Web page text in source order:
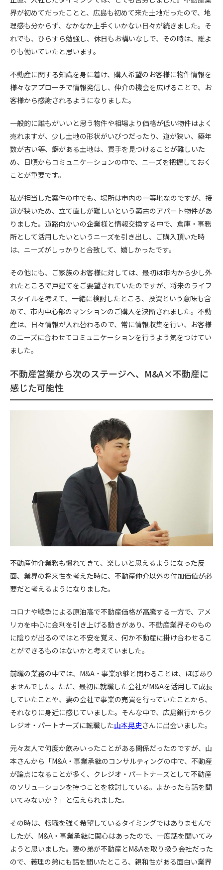
界が初めてだったことと、広島も初めて来た土地だったので、地
理感も分からず、なかなか上手くいかない日々が続きました。そ
れでも、ひらすら勉強し、休日もお構いなしで、その時は、誰よ
りも働いていたと思います。
不動産に関する知識を身に着け、購入希望のお客様に物件情報を
様々なアプローチで情報発信し、仲介の機会を広げることで、お
客様から感謝されるようになりました。
一般的に誰もがいいと思う物件や相場より価格が低い物件はよく
売れますが、少し土地の形状がいびつだったり、道が狭い、築年
数が古い等、癖がある土地は、買手を見つけることが難しいた
め、日頃からコミュニケーションの中で、ニーズを把握しておく
ことが重要です。
私が担当した案件の中でも、場所は市内の一等地なのですが、接
道が狭いため、立て直しが難しいという築古のアパート物件があ
りました。道路向かいの企業様と情報交換する中で、倉庫・事務
所として活用したいというニーズを引き出し、ご購入頂いた時
は、ニーズがしっかりと合致して、嬉しかったです。
その他にも、ご家族のお客様に対しては、最初は市内から少し外
れたところで戸建てをご要望されていたのですが、将来のライフ
スタイルを考えて、一緒に検討したところ、投資という意味も含
めて、市内中心部のマンションのご購入を決断されました。不動
産は、日々情報が入れ替わるので、常に情報収集を行い、お客様
のニーズに合わせてコミュニケーションを行うよう気をつけてい
ました。
不動産営業から次のステージへ、M&A×不動産に
感じた可能性
不動産仲介業務も慣れてきて、楽しいと思えるようになった反
面、業界の将来性を考えた時に、不動産仲介以外の付加価値が必
要だと考えるようになりました。
コロナや戦争による原油高で不動産価格が高騰する一方で、アメ
リカを中心に金利を引き上げる動きがあり、不動産業界そのもの
に陰りが出るのではと不安を覚え、何か不動産に掛け合わせるこ
とができるものはないかと考えていました。
前職の業務の中では、M&A・事業承継と関わることは、ほぼあり
ませんでした。ただ、最初に就職した会社がM&Aを活用して成長
していたことや、妻の会社で事業の売買を行っていたことから、
それなりに身近に感じていました。そんな中で、広島銀行からク
レジオ・パートナーズに転職した山本晃史さんに出会いました。
元々友人で何度か飲みいったことがある関係だったのですが、山
本さんから「M&A・事業承継のコンサルティングの中で、不動産
が論点になることが多く、クレジオ・パートナーズとして不動産
のソリューションを持つことを検討している。よかったら話を聞
いてみないか？」と伝えられました。
その時は、転職を強く希望しているタイミングではありませんで
したが、M&A・事業承継に関心はあったので、一度話を聞いてみ
ようと思いました。妻の弟が不動産とM&Aを取り扱う会社だった
ので、義理の弟にも話を聞いたところ、親和性がある面白い業界